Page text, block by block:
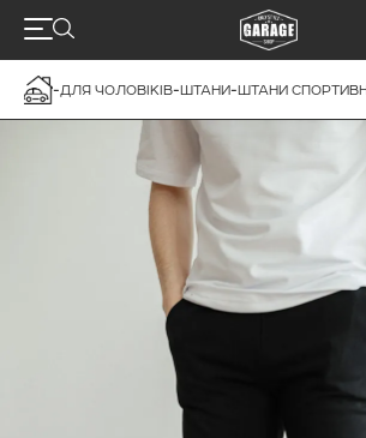
-ДЛЯ ЧОЛОВІКІВ-ШТАНИ-ШТАНИ